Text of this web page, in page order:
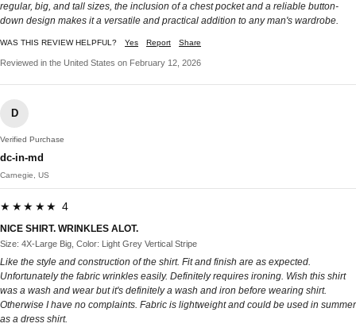
regular, big, and tall sizes, the inclusion of a chest pocket and a reliable button-
down design makes it a versatile and practical addition to any man's wardrobe.
WAS THIS REVIEW HELPFUL? Yes Report Share
Reviewed in the United States on February 12, 2026
D
Verified Purchase
dc-in-md
Carnegie, US
★★★★★ 4
NICE SHIRT. WRINKLES ALOT.
Size: 4X-Large Big, Color: Light Grey Vertical Stripe
Like the style and construction of the shirt. Fit and finish are as expected.
Unfortunately the fabric wrinkles easily. Definitely requires ironing. Wish this shirt
was a wash and wear but it's definitely a wash and iron before wearing shirt.
Otherwise I have no complaints. Fabric is lightweight and could be used in summer
as a dress shirt.